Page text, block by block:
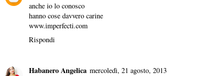
anche io lo conosco
hanno cose davvero carine
www.imperfecti.com
Rispondi
Habanero Angelica mercoledì, 21 agosto, 2013